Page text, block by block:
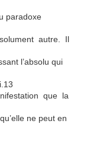
paradoxe
autre. Il
l’absolu qui
que la
ne peut en